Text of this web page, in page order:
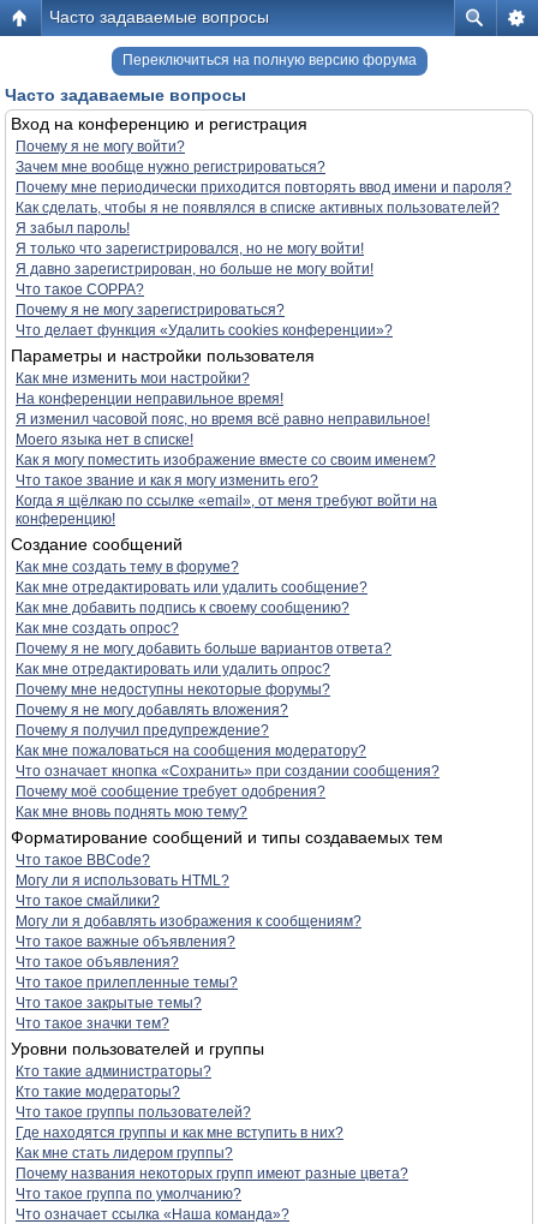
Часто задаваемые вопросы
Переключиться на полную версию форума
Часто задаваемые вопросы
Вход на конференцию и регистрация
Почему я не могу войти?
Зачем мне вообще нужно регистрироваться?
Почему мне периодически приходится повторять ввод имени и пароля?
Как сделать, чтобы я не появлялся в списке активных пользователей?
Я забыл пароль!
Я только что зарегистрировался, но не могу войти!
Я давно зарегистрирован, но больше не могу войти!
Что такое COPPA?
Почему я не могу зарегистрироваться?
Что делает функция «Удалить cookies конференции»?
Параметры и настройки пользователя
Как мне изменить мои настройки?
На конференции неправильное время!
Я изменил часовой пояс, но время всё равно неправильное!
Моего языка нет в списке!
Как я могу поместить изображение вместе со своим именем?
Что такое звание и как я могу изменить его?
Когда я щёлкаю по ссылке «email», от меня требуют войти на
конференцию!
Создание сообщений
Как мне создать тему в форуме?
Как мне отредактировать или удалить сообщение?
Как мне добавить подпись к своему сообщению?
Как мне создать опрос?
Почему я не могу добавить больше вариантов ответа?
Как мне отредактировать или удалить опрос?
Почему мне недоступны некоторые форумы?
Почему я не могу добавлять вложения?
Почему я получил предупреждение?
Как мне пожаловаться на сообщения модератору?
Что означает кнопка «Сохранить» при создании сообщения?
Почему моё сообщение требует одобрения?
Как мне вновь поднять мою тему?
Форматирование сообщений и типы создаваемых тем
Что такое BBCode?
Могу ли я использовать HTML?
Что такое смайлики?
Могу ли я добавлять изображения к сообщениям?
Что такое важные объявления?
Что такое объявления?
Что такое прилепленные темы?
Что такое закрытые темы?
Что такое значки тем?
Уровни пользователей и группы
Кто такие администраторы?
Кто такие модераторы?
Что такое группы пользователей?
Где находятся группы и как мне вступить в них?
Как мне стать лидером группы?
Почему названия некоторых групп имеют разные цвета?
Что такое группа по умолчанию?
Что означает ссылка «Наша команда»?